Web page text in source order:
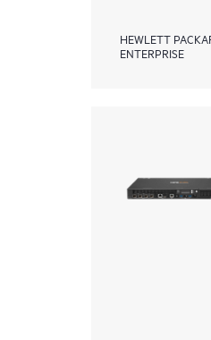
HEWLETT
ENTERPRISE